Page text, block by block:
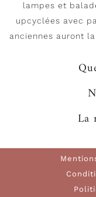
lampes et
upcyclées avec
anciennes auront
La